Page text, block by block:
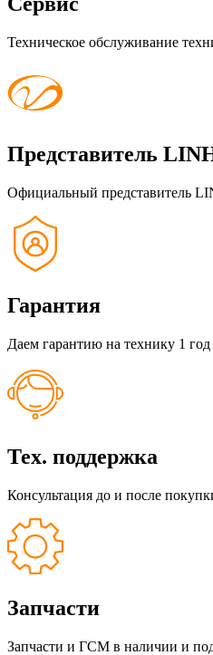
Техническое обслуживание
Представитель
Официальный представитель
Гарантия
Даем гарантию на технику 1 год
Тех. поддержка
Консультация до и после
Запчасти
Запчасти и ГСМ в наличии и под